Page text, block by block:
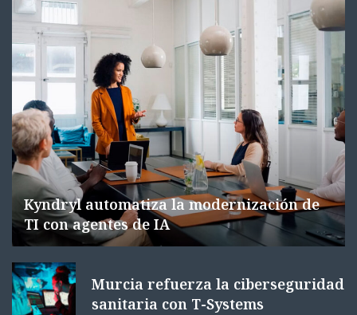
Kyndryl automatiza la modernización de
TI con agentes de IA
Murcia refuerza la ciberseguridad
sanitaria con T-Systems